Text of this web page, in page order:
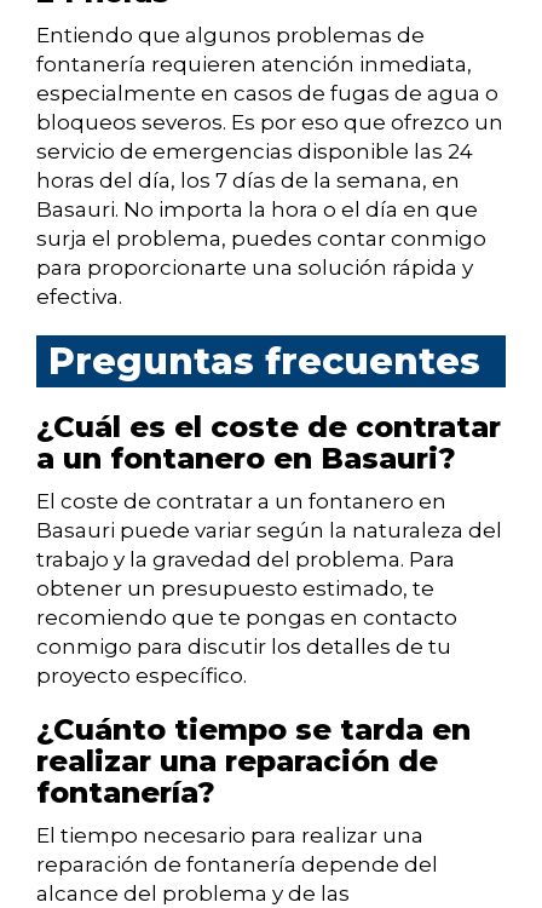
Entiendo que algunos problemas de
fontanería requieren atención inmediata,
especialmente en casos de fugas de agua o
bloqueos severos. Es por eso que ofrezco un
servicio de emergencias disponible las 24
horas del día, los 7 días de la semana, en
Basauri. No importa la hora o el día en que
surja el problema, puedes contar conmigo
para proporcionarte una solución rápida y
efectiva.
Preguntas frecuentes
¿Cuál es el coste de contratar
a un fontanero en Basauri?
El coste de contratar a un fontanero en
Basauri puede variar según la naturaleza del
trabajo y la gravedad del problema. Para
obtener un presupuesto estimado, te
recomiendo que te pongas en contacto
conmigo para discutir los detalles de tu
proyecto específico.
¿Cuánto tiempo se tarda en
realizar una reparación de
fontanería?
El tiempo necesario para realizar una
reparación de fontanería depende del
alcance del problema y de las